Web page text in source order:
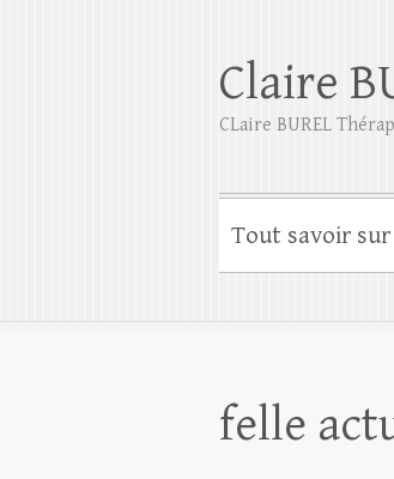
Claire
CLaire BUREL
Tout savoir
felle